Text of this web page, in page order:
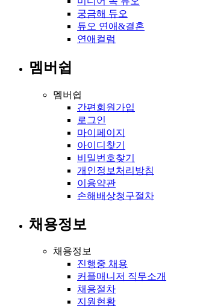
궁금해 듀오
듀오 연애&결혼
연애컬럼
멤버쉽
멤버쉽
간편회원가입
로그인
마이페이지
아이디찾기
비밀번호찾기
개인정보처리방침
이용약관
손해배상청구절차
채용정보
채용정보
진행중 채용
커플매니저 직무소개
채용절차
지원현황